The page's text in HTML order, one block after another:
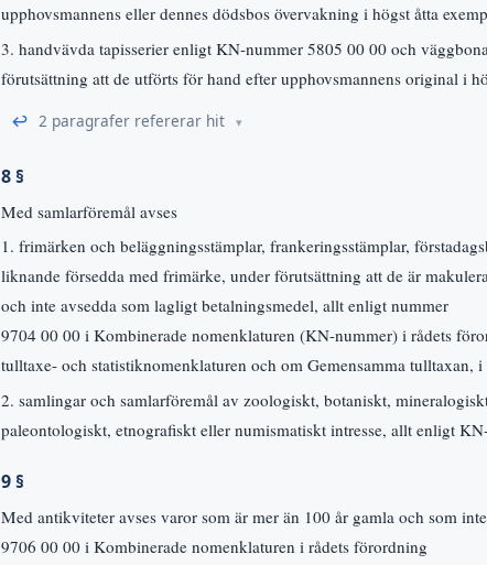
upphovsmannens eller dennes dödsbos övervakning i högst åtta
3. handvävda tapisserier enligt KN-nummer 5805 00 00 och
förutsättning att de utförts för hand efter upphovsmannens original i
↩ 2 paragrafer refererar hit
8 §
Med samlarföremål avses
1. frimärken och beläggningsstämplar, frankeringsstämplar,
liknande försedda med frimärke, under förutsättning att de är
och inte avsedda som lagligt betalningsmedel, allt enligt nummer
9704 00 00 i Kombinerade nomenklaturen (KN-nummer) i rådets
tulltaxe- och statistiknomenklaturen och om Gemensamma tulltaxan,
2. samlingar och samlarföremål av zoologiskt, botaniskt,
paleontologiskt, etnografiskt eller numismatiskt intresse, allt enligt
9 §
Med antikviteter avses varor som är mer än 100 år gamla och som
9706 00 00 i Kombinerade nomenklaturen i rådets förordning